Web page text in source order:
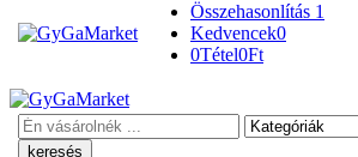
Összehasonlítás 1
Kedvencek0
0Tétel0Ft
Keresés